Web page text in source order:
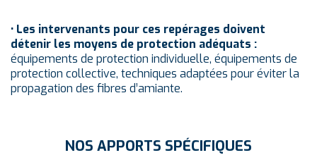
• Les intervenants pour ces repérages doivent
détenir les moyens de protection adéquats :
équipements de protection individuelle, équipements de
protection collective, techniques adaptées pour éviter la
propagation des fibres d’amiante.
NOS APPORTS SPÉCIFIQUES